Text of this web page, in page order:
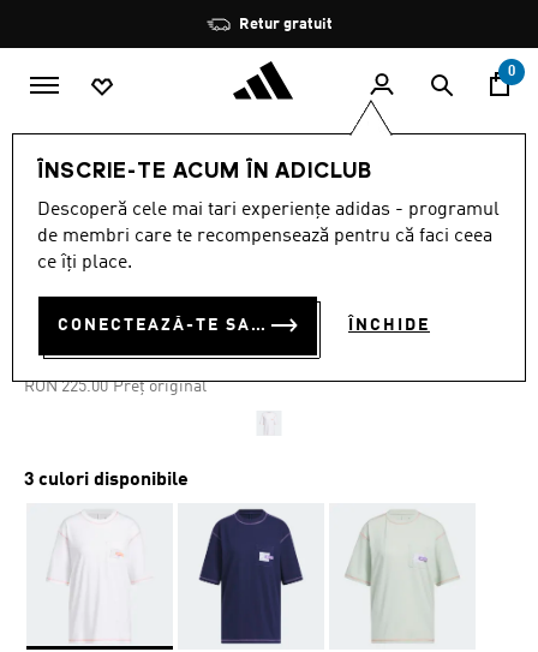
Oprește
rotația
Retur gratuit
0
ÎNSCRIE-TE ACUM ÎN ADICLUB
Descoperă cele mai tari experiențe adidas - programul
de membri care te recompensează pentru că faci ceea
ce îți place.
CONECTEAZĂ-TE SAU ÎNSCRIE-TE ACUM ÎNCHIDE
Femei
Oferta pe timp limitat
W SPOR G PKT T
RON 112.50
RON 90.00 Cel mai mic preț anterior
Preț original
Preț redus de la
RON 225.00la
3 culori disponibile